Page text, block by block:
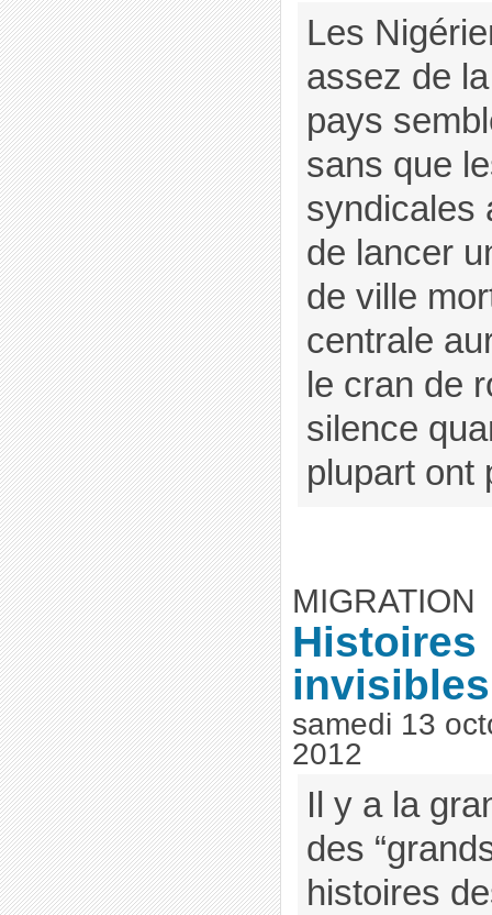
Les
assez de
pays
sans que
syndicales
de lancer
de ville
centrale
le cran de
silence
plupart
MIGRATION
Histoires
samedi 13
2012
Il y a la
des
histoires